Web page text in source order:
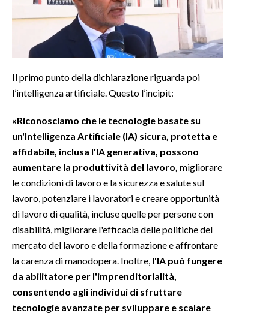
STORE
Il primo punto della dichiarazione riguarda poi
l’intelligenza artificiale. Questo l’incipit:
«Riconosciamo che le tecnologie basate su
un'Intelligenza Artificiale (IA) sicura, protetta e
affidabile, inclusa l'IA generativa, possono
aumentare la produttività del lavoro, migliorare
le condizioni di lavoro e la sicurezza e salute sul
lavoro, potenziare i lavoratori e creare opportunità
di lavoro di qualità, incluse quelle per persone con
disabilità, migliorare l'efficacia delle politiche del
mercato del lavoro e della formazione e affrontare
la carenza di manodopera. Inoltre, l'IA può fungere
da abilitatore per l'imprenditorialità,
consentendo agli individui di sfruttare
tecnologie avanzate per sviluppare e scalare